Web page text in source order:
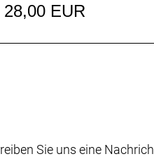
28,00 EUR
Sie uns eine